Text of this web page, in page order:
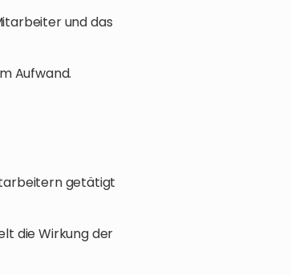
und das
Aufwand.
getätigt
die Wirkung der